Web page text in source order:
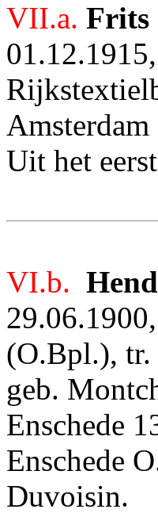
VII.a. Frits
Uit het
VI.b.
(O.Bpl.), tr.
geb.
Enschede
Enschede
Duvoisin.